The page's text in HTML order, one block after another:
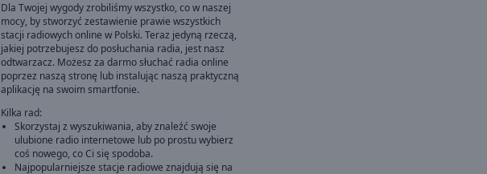
Dla Twojej wygody zrobiliśmy wszystko, co w naszej
mocy, by stworzyć zestawienie prawie wszystkich
stacji radiowych online w Polski. Teraz jedyną rzeczą,
jakiej potrzebujesz do posłuchania radia, jest nasz
odtwarzacz. Możesz za darmo słuchać radia online
poprzez naszą stronę lub instalując naszą praktyczną
aplikację na swoim smartfonie.
Kilka rad:
Skorzystaj z wyszukiwania, aby znaleźć swoje
ulubione radio internetowe lub po prostu wybierz
coś nowego, co Ci się spodoba.
Najpopularniejsze stacje radiowe znajdują się na